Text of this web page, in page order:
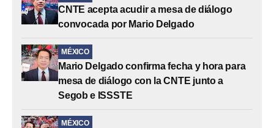
CNTE acepta acudir a mesa de diálogo
convocada por Mario Delgado
MÉXICO
Mario Delgado confirma fecha y hora para
mesa de diálogo con la CNTE junto a
Segob e ISSSTE
MÉXICO